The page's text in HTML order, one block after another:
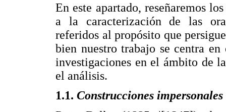
En este apartado, reseñaremos
a la caracterización de las
referidos al propósito que
bien nuestro trabajo se centra
investigaciones en el ámbito de
el análisis.
1.1. Construcciones impersonales